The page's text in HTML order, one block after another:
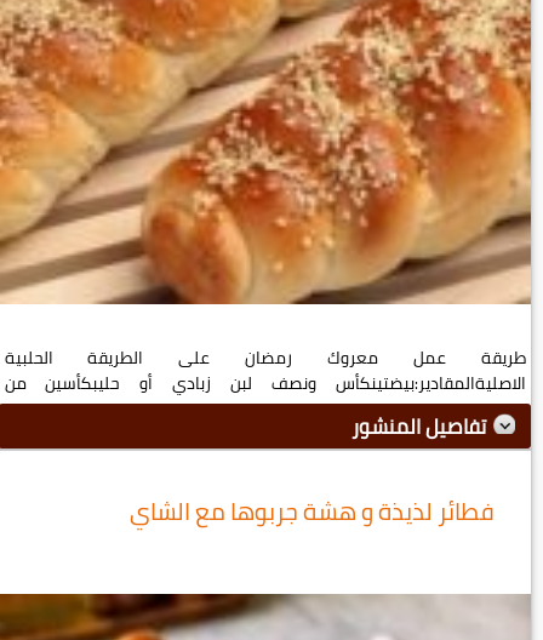
طريقة عمل معروك رمضان على الطريقة الحلبية
الاصليةالمقادير:بيضتينكأس ونصف لبن زبادي أو حليبكأسين من
طحينمعلق�...
تفاصيل المنشور
فطائر لذيذة و هشة جربوها مع الشاي